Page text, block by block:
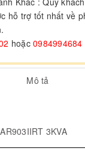
hỗ trợ tốt nhất về
hoặc 0984994684
Mô tả
3KVA